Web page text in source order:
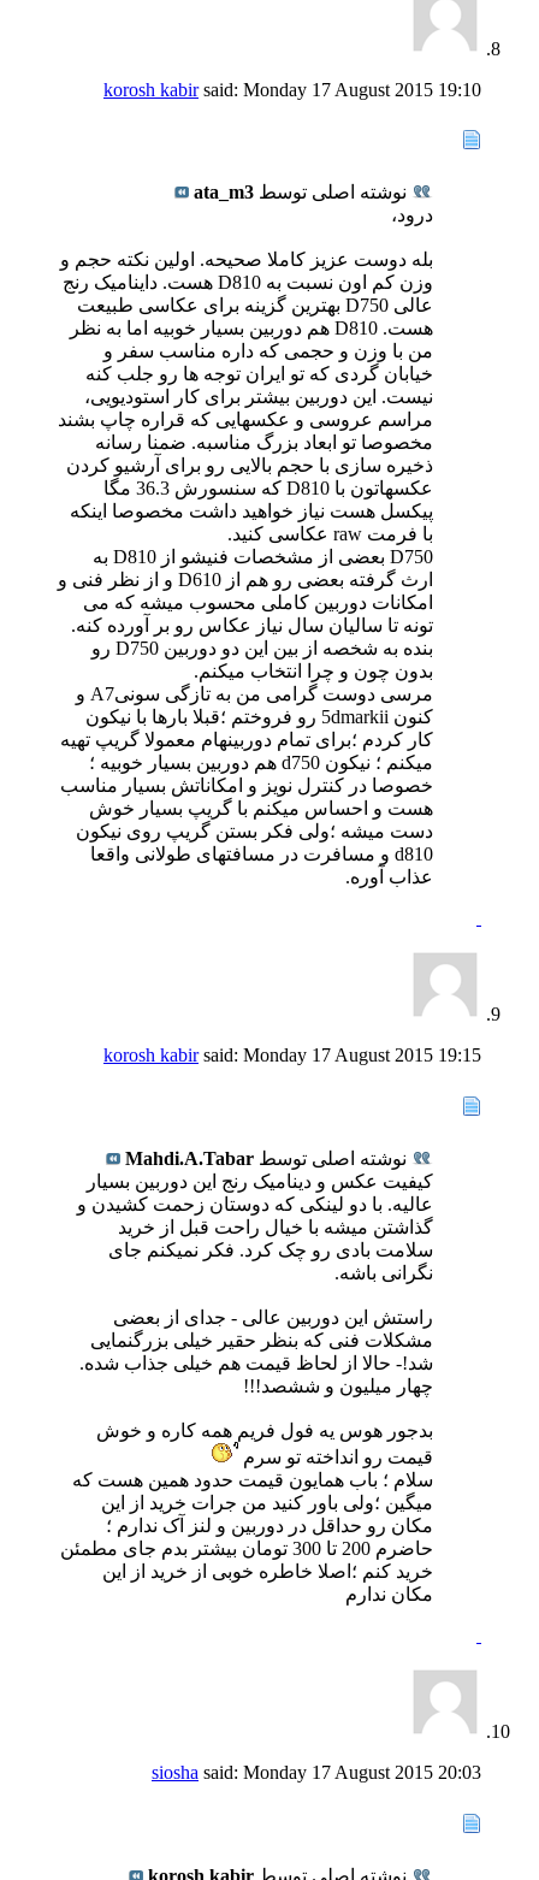
korosh kabirsaid: Monday 17 August 2015 19:10
نوشته اصلی توسط ata_m3
درود،
بله دوست عزیز کاملا صحیحه. اولین نکته حجم و
وزن کم اون نسبت به D810 هست. داینامیک رنج
عالی D750 بهترین گزینه برای عکاسی طبیعت
هست. D810 هم دوربین بسیار خوبیه اما به نظر
من با وزن و حجمی که داره مناسب سفر و
خیابان گردی که تو ایران توجه ها رو جلب کنه
نیست. این دوربین بیشتر برای کار استودیویی،
مراسم عروسی و عکسهایی که قراره چاپ بشند
مخصوصا تو ابعاد بزرگ مناسبه. ضمنا رسانه
ذخیره سازی با حجم بالایی رو برای آرشیو کردن
عکسهاتون با D810 که سنسورش 36.3 مگا
پیکسل هست نیاز خواهید داشت مخصوصا اینکه
با فرمت raw عکاسی کنید.
D750 بعضی از مشخصات فنیشو از D810 به
ارث گرفته بعضی رو هم از D610 و از نظر فنی و
امکانات دوربین کاملی محسوب میشه که می
تونه تا سالیان سال نیاز عکاس رو بر آورده کنه.
بنده به شخصه از بین این دو دوربین D750 رو
بدون چون و چرا انتخاب میکنم.
مرسی دوست گرامی من به تازگی سونیA7 و
کنون 5dmarkii رو فروختم ؛قبلا بارها با نیکون
کار کردم ؛برای تمام دوربینهام معمولا گریپ تهیه
میکنم ؛ نیکون d750 هم دوربین بسیار خوبیه ؛
خصوصا در کنترل نویز و امکاناتش بسیار مناسب
هست و احساس میکنم با گریپ بسیار خوش
دست میشه ؛ولی فکر بستن گریپ روی نیکون
d810 و مسافرت در مسافتهای طولانی واقعا
عذاب آوره.
korosh kabirsaid: Monday 17 August 2015 19:15
نوشته اصلی توسط Mahdi.A.Tabar
کیفیت عکس و دینامیک رنج این دوربین بسیار
عالیه. با دو لینکی که دوستان زحمت کشیدن و
گذاشتن میشه با خیال راحت قبل از خرید
سلامت بادی رو چک کرد. فکر نمیکنم جای
نگرانی باشه.
راستش این دوربین عالی - جدای از بعضی
مشکلات فنی که بنظر حقیر خیلی بزرگنمایی
شد!- حالا از لحاظ قیمت هم خیلی جذاب شده.
چهار میلیون و ششصد!!!
بدجور هوس یه فول فریم همه کاره و خوش
قیمت رو انداخته تو سرم
سلام ؛ باب همایون قیمت حدود همین هست که
میگین ؛ولی باور کنید من جرات خرید از این
مکان رو حداقل در دوربین و لنز آک ندارم ؛
حاضرم 200 تا 300 تومان بیشتر بدم جای مطمئن
خرید کنم ؛اصلا خاطره خوبی از خرید از این
مکان ندارم
siosha said: Monday 17 August 2015 20:03
نوشته اصلی توسط korosh kabir